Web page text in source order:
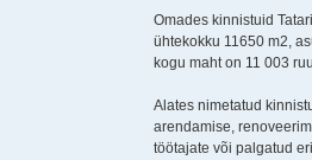
Omades kinnistuid
ühtekokku 11650 m2,
kogu maht on 11 003
Alates nimetatud
arendamise,
töötajate või palgatud